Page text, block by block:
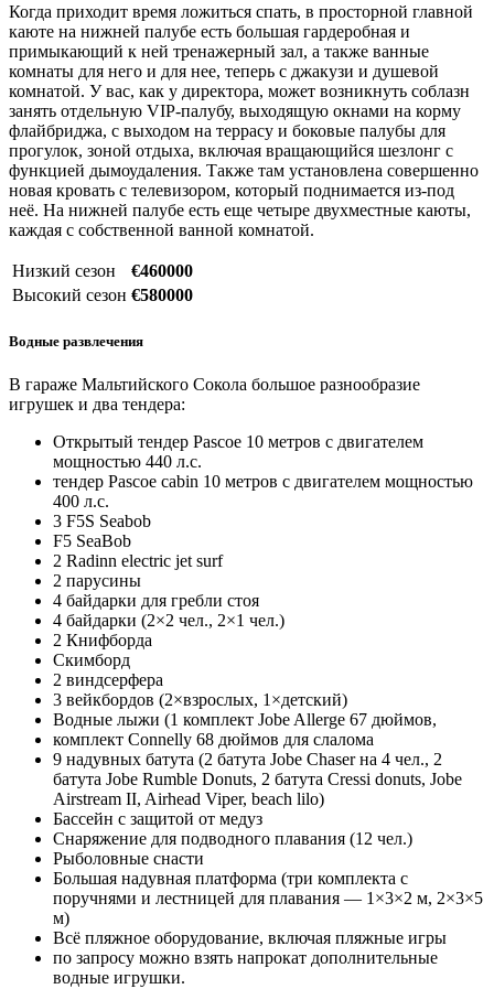
Когда приходит время ложиться спать, в просторной главной
каюте на нижней палубе есть большая гардеробная и
примыкающий к ней тренажерный зал, а также ванные
комнаты для него и для нее, теперь с джакузи и душевой
комнатой. У вас, как у директора, может возникнуть соблазн
занять отдельную VIP-палубу, выходящую окнами на корму
флайбриджа, с выходом на террасу и боковые палубы для
прогулок, зоной отдыха, включая вращающийся шезлонг с
функцией дымоудаления. Также там установлена совершенно
новая кровать с телевизором, который поднимается из-под
неё. На нижней палубе есть еще четыре двухместные каюты,
каждая с собственной ванной комнатой.
Низкий сезон
€460000
Высокий сезон €580000
Водные развлечения
В гараже Мальтийского Сокола большое разнообразие
игрушек и два тендера:
Открытый тендер Pascoe 10 метров с двигателем
мощностью 440 л.с.
тендер Pascoe cabin 10 метров с двигателем мощностью
400 л.с.
3 F5S Seabob
F5 SeaBob
2 Radinn electric jet surf
2 парусины
4 байдарки для гребли стоя
4 байдарки (2×2 чел., 2×1 чел.)
2 Книфборда
Скимборд
2 виндсерфера
3 вейкбордов (2×взрослых, 1×детский)
Водные лыжи (1 комплект Jobe Allerge 67 дюймов,
комплект Connelly 68 дюймов для слалома
9 надувных батута (2 батута Jobe Chaser на 4 чел., 2
батута Jobe Rumble Donuts, 2 батута Cressi donuts, Jobe
Airstream II, Airhead Viper, beach lilo)
Бассейн с защитой от медуз
Снаряжение для подводного плавания (12 чел.)
Рыболовные снасти
Большая надувная платформа (три комплекта с
поручнями и лестницей для плавания — 1×3×2 м, 2×3×5
м)
Всё пляжное оборудование, включая пляжные игры
по запросу можно взять напрокат дополнительные
водные игрушки.